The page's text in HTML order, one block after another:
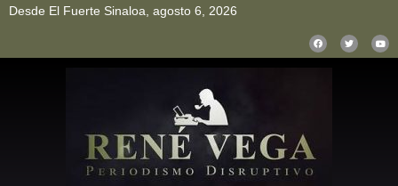
Desde El Fuerte Sinaloa, agosto 6, 2026